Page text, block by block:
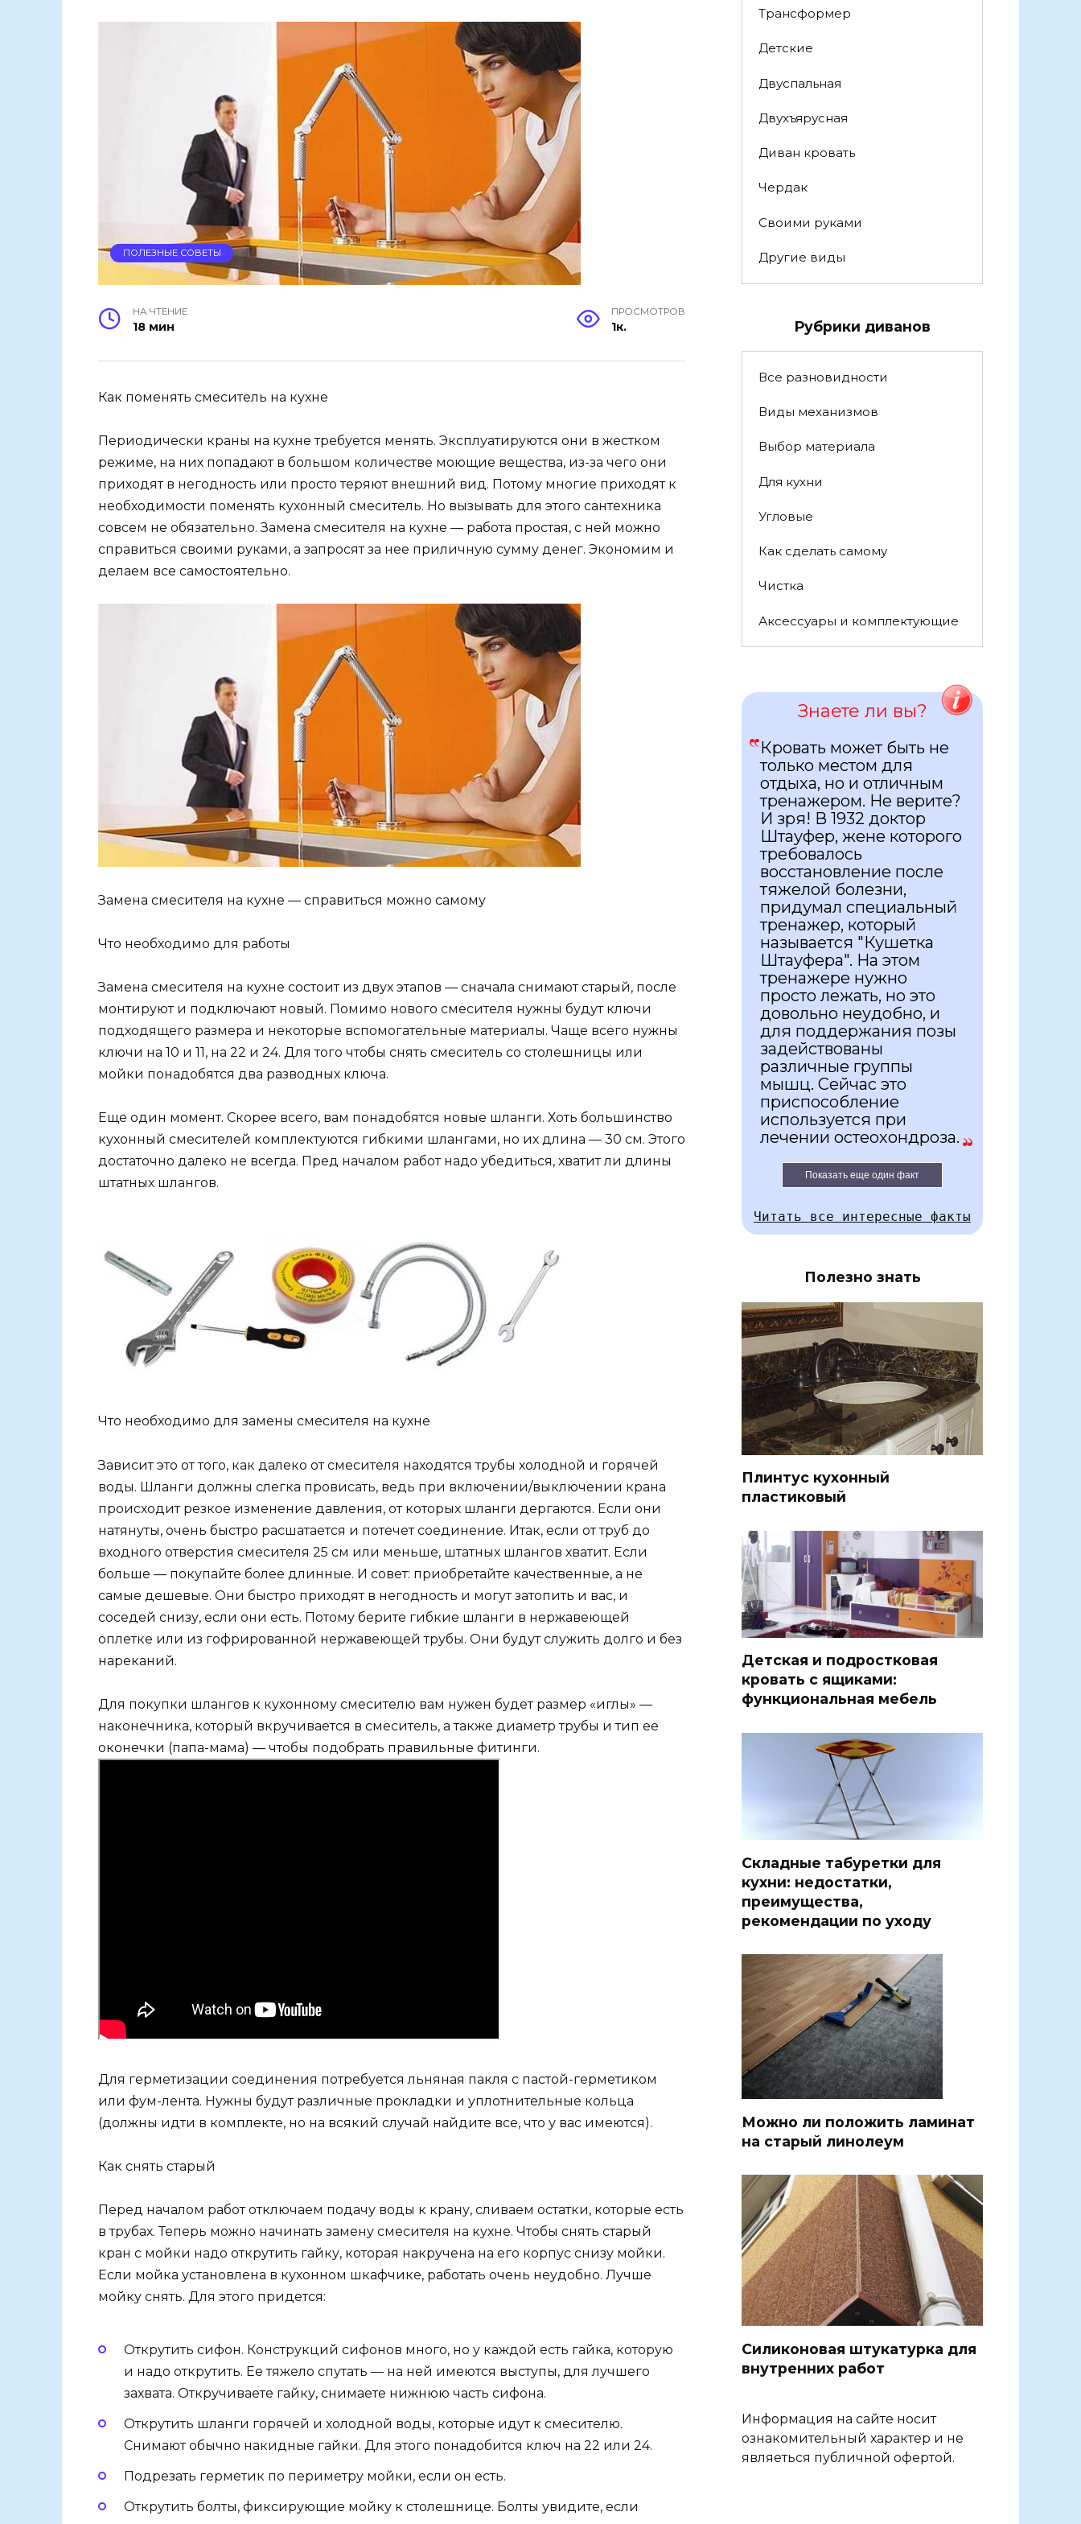
ПОЛЕЗНЫЕ СОВЕТЫ
НА ЧТЕНИЕ
18 мин
ПРОСМОТРОВ
1к.
Как поменять смеситель на кухне
Периодически краны на кухне требуется менять. Эксплуатируются они в жестком
режиме, на них попадают в большом количестве моющие вещества, из-за чего они
приходят в негодность или просто теряют внешний вид. Потому многие приходят к
необходимости поменять кухонный смеситель. Но вызывать для этого сантехника
совсем не обязательно. Замена смесителя на кухне — работа простая, с ней можно
справиться своими руками, а запросят за нее приличную сумму денег. Экономим и
делаем все самостоятельно.
Замена смесителя на кухне — справиться можно самому
Что необходимо для работы
Замена смесителя на кухне состоит из двух этапов — сначала снимают старый, после
монтируют и подключают новый. Помимо нового смесителя нужны будут ключи
подходящего размера и некоторые вспомогательные материалы. Чаще всего нужны
ключи на 10 и 11, на 22 и 24. Для того чтобы снять смеситель со столешницы или
мойки понадобятся два разводных ключа.
Еще один момент. Скорее всего, вам понадобятся новые шланги. Хоть большинство
кухонный смесителей комплектуются гибкими шлангами, но их длина — 30 см. Этого
достаточно далеко не всегда. Пред началом работ надо убедиться, хватит ли длины
штатных шлангов.
Что необходимо для замены смесителя на кухне
Зависит это от того, как далеко от смесителя находятся трубы холодной и горячей
воды. Шланги должны слегка провисать, ведь при включении/выключении крана
происходит резкое изменение давления, от которых шланги дергаются. Если они
натянуты, очень быстро расшатается и потечет соединение. Итак, если от труб до
входного отверстия смесителя 25 см или меньше, штатных шлангов хватит. Если
больше — покупайте более длинные. И совет: приобретайте качественные, а не
самые дешевые. Они быстро приходят в негодность и могут затопить и вас, и
соседей снизу, если они есть. Потому берите гибкие шланги в нержавеющей
оплетке или из гофрированной нержавеющей трубы. Они будут служить долго и без
нареканий.
Для покупки шлангов к кухонному смесителю вам нужен будет размер «иглы» —
наконечника, который вкручивается в смеситель, а также диаметр трубы и тип ее
оконечки (папа-мама) — чтобы подобрать правильные фитинги.
Для герметизации соединения потребуется льняная пакля с пастой-герметиком
или фум-лента. Нужны будут различные прокладки и уплотнительные кольца
(должны идти в комплекте, но на всякий случай найдите все, что у вас имеются).
Как снять старый
Перед началом работ отключаем подачу воды к крану, сливаем остатки, которые есть
в трубах. Теперь можно начинать замену смесителя на кухне. Чтобы снять старый
кран с мойки надо открутить гайку, которая накручена на его корпус снизу мойки.
Если мойка установлена в кухонном шкафчике, работать очень неудобно. Лучше
мойку снять. Для этого придется:
Открутить сифон. Конструкций сифонов много, но у каждой есть гайка, которую
и надо открутить. Ее тяжело спутать — на ней имеются выступы, для лучшего
захвата. Откручиваете гайку, снимаете нижнюю часть сифона.
Открутить шланги горячей и холодной воды, которые идут к смесителю.
Снимают обычно накидные гайки. Для этого понадобится ключ на 22 или 24.
Подрезать герметик по периметру мойки, если он есть.
Открутить болты, фиксирующие мойку к столешнице. Болты увидите, если
Трансформер
Детские
Двуспальная
Двухъярусная
Диван кровать
Чердак
Своими руками
Другие виды
Рубрики диванов
Все разновидности
Виды механизмов
Выбор материала
Для кухни
Угловые
Как сделать самому
Чистка
Аксессуары и комплектующие
Знаете ли вы?
Кровать может быть не
только местом для
отдыха, но и отличным
тренажером. Не верите?
И зря! В 1932 доктор
Штауфер, жене которого
требовалось
восстановление после
тяжелой болезни,
придумал специальный
тренажер, который
называется "Кушетка
Штауфера". На этом
тренажере нужно
просто лежать, но это
довольно неудобно, и
для поддержания позы
задействованы
различные группы
мышц. Сейчас это
приспособление
используется при
лечении остеохондроза.
Показать еще один факт
Читать все интересные факты
Полезно знать
Плинтус кухонный
пластиковый
Детская и подростковая
кровать с ящиками:
функциональная мебель
Складные табуретки для
кухни: недостатки,
преимущества,
рекомендации по уходу
Можно ли положить ламинат
на старый линолеум
Силиконовая штукатурка для
внутренних работ
Информация на сайте носит
ознакомительный характер и не
являеться публичной офертой.